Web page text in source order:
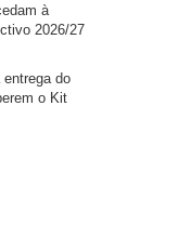
à
2026/27
do
o Kit